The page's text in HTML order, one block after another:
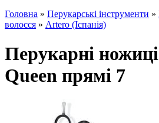
Головна » Перукарські інструменти »
волосся » Artero (Іспанія)
Перукарні
Queen прямі 7